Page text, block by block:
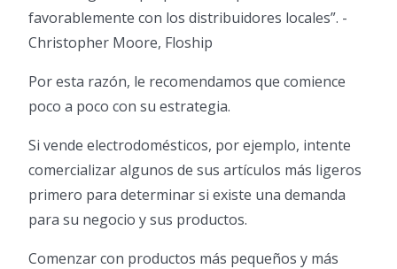
favorablemente con los distribuidores locales”. -
Christopher Moore, Floship
Por esta razón, le recomendamos que comience
poco a poco con su estrategia.
Si vende electrodomésticos, por ejemplo, intente
comercializar algunos de sus artículos más ligeros
primero para determinar si existe una demanda
para su negocio y sus productos.
Comenzar con productos más pequeños y más